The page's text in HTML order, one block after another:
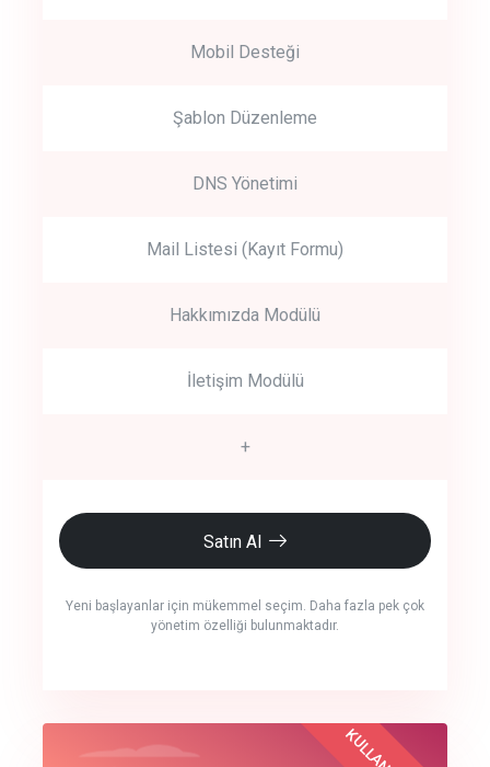
Mobil Desteği
Şablon Düzenleme
DNS Yönetimi
Mail Listesi (Kayıt Formu)
Hakkımızda Modülü
İletişim Modülü
+
Satın Al
Yeni başlayanlar için mükemmel seçim. Daha fazla pek çok
yönetim özelliği bulunmaktadır.
crm auto cync